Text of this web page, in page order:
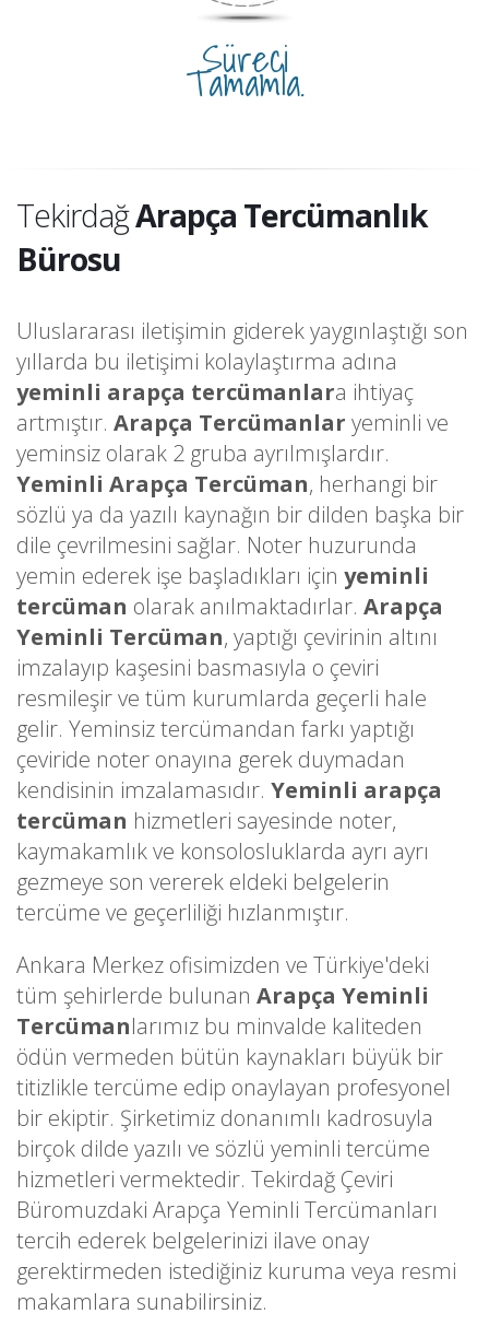
Süreci
Tamamla.
TekirdağArapça Tercümanlık
Bürosu
Uluslararası iletişimin giderek yaygınlaştığı son
yıllarda bu iletişimi kolaylaştırma adına
yeminli arapça tercümanlara ihtiyaç
artmıştır. Arapça Tercümanlar yeminli ve
yeminsiz olarak 2 gruba ayrılmışlardır.
Yeminli Arapça Tercüman, herhangi bir
sözlü ya da yazılı kaynağın bir dilden başka bir
dile çevrilmesini sağlar. Noter huzurunda
yemin ederek işe başladıkları için yeminli
tercüman olarak anılmaktadırlar. Arapça
Yeminli Tercüman, yaptığı çevirinin altını
imzalayıp kaşesini basmasıyla o çeviri
resmileşir ve tüm kurumlarda geçerli hale
gelir. Yeminsiz tercümandan farkı yaptığı
çeviride noter onayına gerek duymadan
kendisinin imzalamasıdır. Yeminli arapça
tercüman hizmetleri sayesinde noter,
kaymakamlık ve konsolosluklarda ayrı ayrı
gezmeye son vererek eldeki belgelerin
tercüme ve geçerliliği hızlanmıştır.
Ankara Merkez ofisimizden ve Türkiye'deki
tüm şehirlerde bulunan Arapça Yeminli
Tercümanlarımız bu minvalde kaliteden
ödün vermeden bütün kaynakları büyük bir
titizlikle tercüme edip onaylayan profesyonel
bir ekiptir. Şirketimiz donanımlı kadrosuyla
birçok dilde yazılı ve sözlü yeminli tercüme
hizmetleri vermektedir. Tekirdağ Çeviri
Büromuzdaki Arapça Yeminli Tercümanları
tercih ederek belgelerinizi ilave onay
gerektirmeden istediğiniz kuruma veya resmi
makamlara sunabilirsiniz.